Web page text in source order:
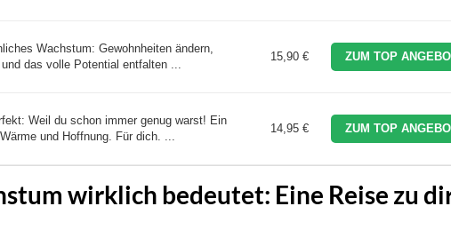
Wachstum: Gewohnheiten ändern,
das volle Potential entfalten ...
15,90 € ZUM TOP
Weil du schon immer genug warst! Ein
und Hoffnung. Für dich. ...
14,95 € ZUM TOP
wirklich bedeutet: Eine Reise zu